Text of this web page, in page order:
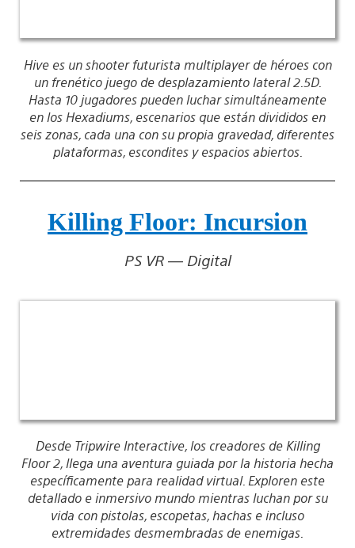
Hive es un shooter futurista multiplayer de héroes con
un frenético juego de desplazamiento lateral 2.5D.
Hasta 10 jugadores pueden luchar simultáneamente
en los Hexadiums, escenarios que están divididos en
seis zonas, cada una con su propia gravedad, diferentes
plataformas, escondites y espacios abiertos.
Killing Floor: Incursion
PS VR — Digital
Desde Tripwire Interactive, los creadores de Killing
Floor 2, llega una aventura guiada por la historia hecha
específicamente para realidad virtual. Exploren este
detallado e inmersivo mundo mientras luchan por su
vida con pistolas, escopetas, hachas e incluso
extremidades desmembradas de enemigas.